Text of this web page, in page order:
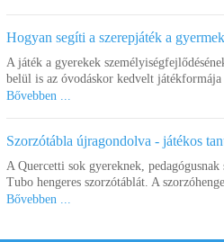
Hogyan segíti a szerepjáték a
A játék a gyerekek
belül is az óvodáskor kedvelt játékformája
Bővebben ...
Szorzótábla újragondolva - játékos
A Quercetti sok gyereknek,
Tubo hengeres szorzótáblát. A
Bővebben ...